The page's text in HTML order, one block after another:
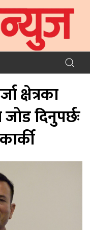
क्षेत्रका
दिनुपर्छः